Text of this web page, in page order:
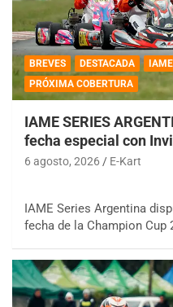
BREVES DESTACADA
PRÓXIMA COBERTURA
IAME SERIES
fecha especial con
6 agosto, 2026 E-Kart
IAME Series Argentina
fecha de la Champion Cup